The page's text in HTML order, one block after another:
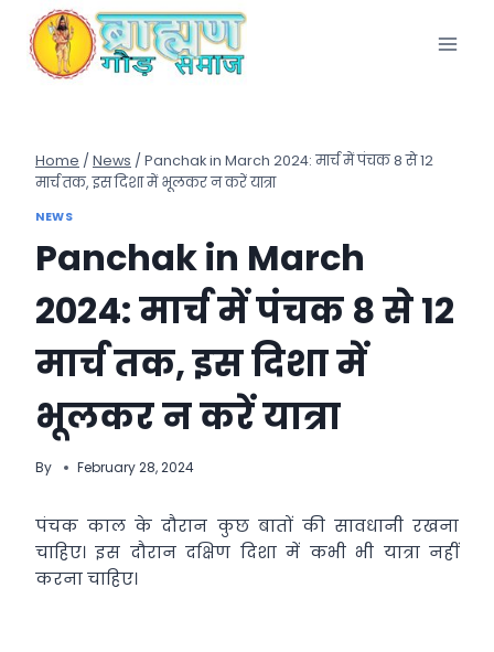
content
Home / News / Panchak in March 2024: मार्च में पंचक 8 से 12
मार्च तक, इस दिशा में भूलकर न करें यात्रा
NEWS
Panchak in March
2024: मार्च में पंचक 8 से 12
मार्च तक, इस दिशा में
भूलकर न करें यात्रा
By February 28, 2024
पंचक काल के दौरान कुछ बातों की सावधानी रखना
चाहिए। इस दौरान दक्षिण दिशा में कभी भी यात्रा नहीं
करना चाहिए।